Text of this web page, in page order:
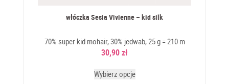
włóczka Sesia Vivienne – kid silk
70% super kid mohair, 30% jedwab, 25 g = 210 m
30,90zł
Wybierz opcje